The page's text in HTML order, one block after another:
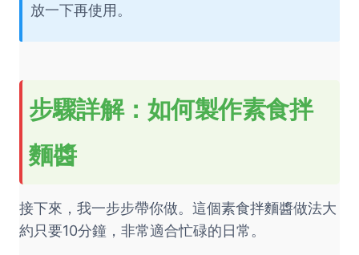
放一下再使用。
步驟詳解：如何製作素食拌
麵醬
接下來，我一步步帶你做。這個素食拌麵醬做法大
約只要10分鐘，非常適合忙碌的日常。